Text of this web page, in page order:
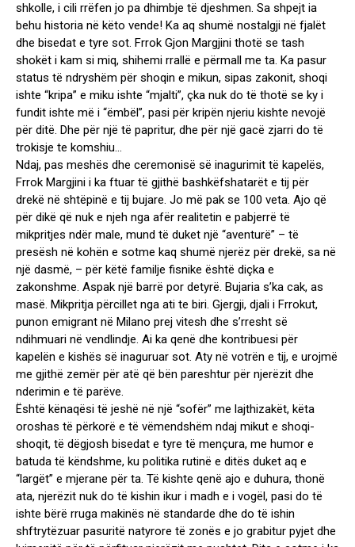
shkolle, i cili rrëfen jo pa dhimbje të djeshmen. Sa shpejt ia
behu historia në këto vende! Ka aq shumë nostalgji në fjalët
dhe bisedat e tyre sot. Frrok Gjon Margjini thotë se tash
shokët i kam si miq, shihemi rrallë e përmall me ta. Ka pasur
status të ndryshëm për shoqin e mikun, sipas zakonit, shoqi
ishte “kripa” e miku ishte “mjalti”, çka nuk do të thotë se ky i
fundit ishte më i “ëmbël”, pasi për kripën njeriu kishte nevojë
për ditë. Dhe për një të papritur, dhe për një gacë zjarri do të
trokisje te komshiu…
Ndaj, pas meshës dhe ceremonisë së inagurimit të kapelës,
Frrok Margjini i ka ftuar të gjithë bashkëfshatarët e tij për
drekë në shtëpinë e tij bujare. Jo më pak se 100 veta. Ajo që
për dikë që nuk e njeh nga afër realitetin e pabjerrë të
mikpritjes ndër male, mund të duket një “aventurë” – të
presësh në kohën e sotme kaq shumë njerëz për drekë, sa në
një dasmë, – për këtë familje fisnike është diçka e
zakonshme. Aspak një barrë por detyrë. Bujaria s’ka cak, as
masë. Mikpritja përcillet nga ati te biri. Gjergji, djali i Frrokut,
punon emigrant në Milano prej vitesh dhe s’rresht së
ndihmuari në vendlindje. Ai ka qenë dhe kontribuesi për
kapelën e kishës së inaguruar sot. Aty në votrën e tij, e urojmë
me gjithë zemër për atë që bën pareshtur për njerëzit dhe
nderimin e të parëve.
Është kënaqësi të jeshë në një “sofër” me lajthizakët, këta
oroshas të përkorë e të vëmendshëm ndaj mikut e shoqi-
shoqit, të dëgjosh bisedat e tyre të mençura, me humor e
batuda të këndshme, ku politika rutinë e ditës duket aq e
“largët” e mjerane për ta. Të kishte qenë ajo e duhura, thonë
ata, njerëzit nuk do të kishin ikur i madh e i vogël, pasi do të
ishte bërë rruga makinës në standarde dhe do të ishin
shftrytëzuar pasuritë natyrore të zonës e jo grabitur pyjet dhe